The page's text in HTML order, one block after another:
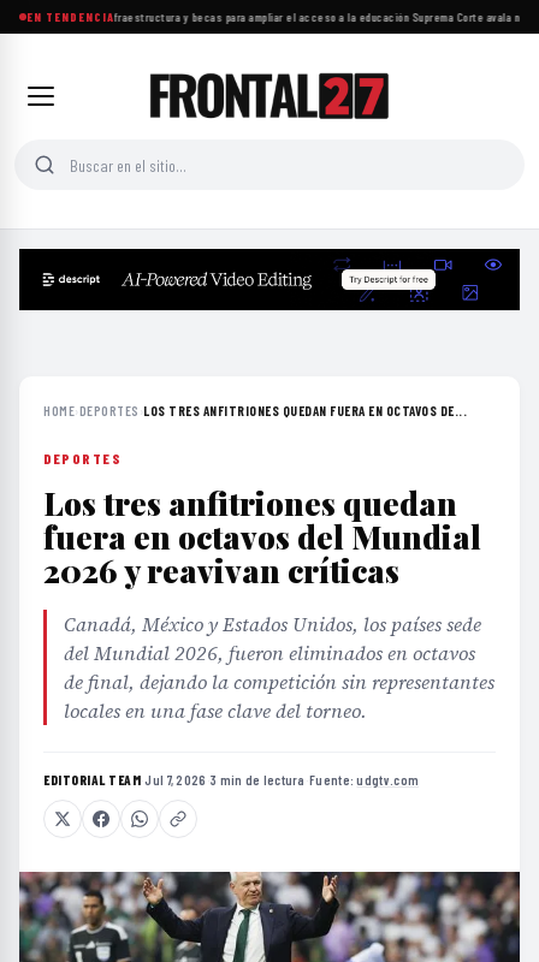
EN TENDENCIA
Gobierno impulsa infraestructura y becas para ampliar el acceso a la educación·Suprema Corte avala
HOME›DEPORTES ›LOS TRES ANFITRIONES QUEDAN FUERA EN OCTAVOS DE...
DEPORTES
Los tres anfitriones quedan
fuera en octavos del Mundial
2026 y reavivan críticas
Canadá, México y Estados Unidos, los países sede
del Mundial 2026, fueron eliminados en octavos
de final, dejando la competición sin representantes
locales en una fase clave del torneo.
EDITORIAL TEAM·Jul 7, 2026 ·3 min de lectura ·Fuente:udgtv.com